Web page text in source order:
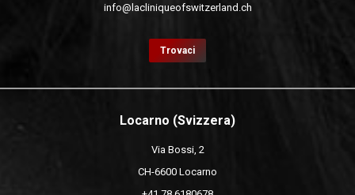
info@lacliniqueofswitzerland.ch
Trovaci
Locarno (Svizzera)
Via Bossi, 2
CH-6600 Locarno